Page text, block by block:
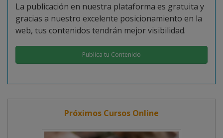
La publicación en nuestra plataforma es gratuita y
gracias a nuestro excelente posicionamiento en la
web, tus contenidos tendrán mejor visibilidad.
Publica tu Contenido
Próximos Cursos Online